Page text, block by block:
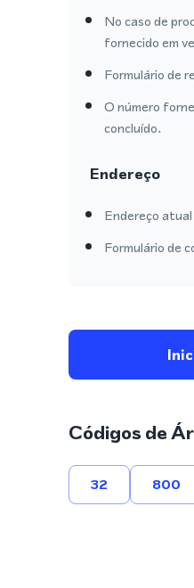
No caso de
fornecido em
Formulário de
O número
concluído.
Endereço
Endereço
Formulário de
Códigos de
32 800